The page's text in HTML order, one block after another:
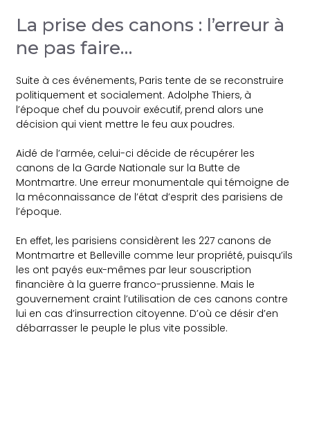
La prise des canons : l’erreur à
ne pas faire…
Suite à ces événements, Paris tente de se reconstruire
politiquement et socialement. Adolphe Thiers, à
l’époque chef du pouvoir exécutif, prend alors une
décision qui vient mettre le feu aux poudres.
Aidé de l’armée, celui-ci décide de récupérer les
canons de la Garde Nationale sur la Butte de
Montmartre. Une erreur monumentale qui témoigne de
la méconnaissance de l’état d’esprit des parisiens de
l’époque.
En effet, les parisiens considèrent les 227 canons de
Montmartre et Belleville comme leur propriété, puisqu’ils
les ont payés eux-mêmes par leur souscription
financière à la guerre franco-prussienne. Mais le
gouvernement craint l’utilisation de ces canons contre
lui en cas d’insurrection citoyenne. D’où ce désir d’en
débarrasser le peuple le plus vite possible.